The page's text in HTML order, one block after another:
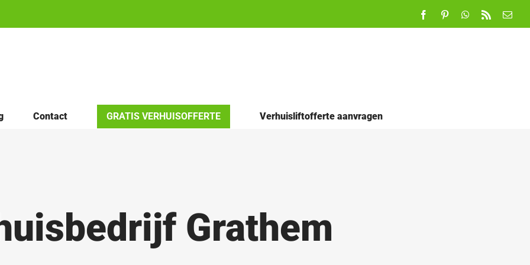
FacebookPinterestWhatsApp
Rss
E-
Contact GRATIS VERHUISOFFERTE Verhuisliftofferte aanvragen
Grathem